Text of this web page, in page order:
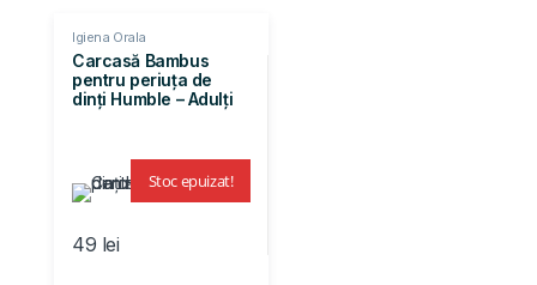
Igiena Orala
Carcasă Bambus
pentru periuța de
dinți Humble – Adulți
Stoc epuizat!
49 lei